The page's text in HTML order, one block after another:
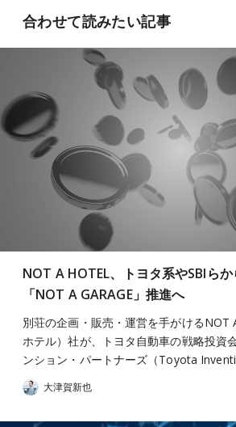
合わせて読みたい記事
NOT A HOTEL、トヨタ系やSBIらか
「NOT A GARAGE」推進へ
別荘の企画・販売・運営を手がけるNOT
ホテル）社が、トヨタ自動車の戦略投資
ンション・パートナーズ（Toyota
大津賀新也